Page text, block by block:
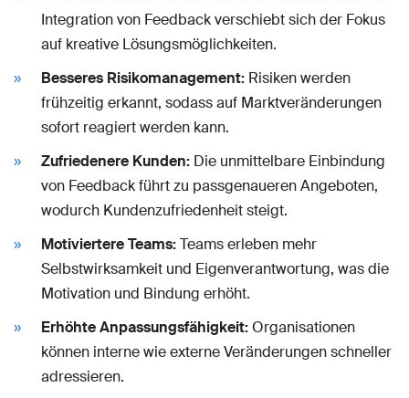
Integration von Feedback verschiebt sich der Fokus
auf kreative Lösungsmöglichkeiten.
Besseres Risikomanagement: Risiken werden
frühzeitig erkannt, sodass auf Marktveränderungen
sofort reagiert werden kann.
Zufriedenere Kunden: Die unmittelbare Einbindung
von Feedback führt zu passgenaueren Angeboten,
wodurch Kundenzufriedenheit steigt.
Motiviertere Teams:Teams erleben mehr
Selbstwirksamkeit und Eigenverantwortung, was die
Motivation und Bindung erhöht.
Erhöhte Anpassungsfähigkeit:Organisationen
können interne wie externe Veränderungen schneller
adressieren.